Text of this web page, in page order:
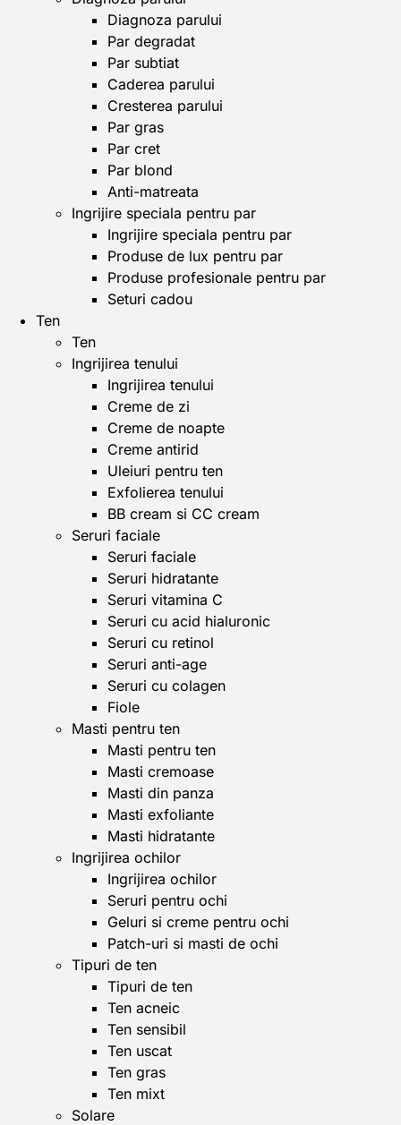
Diagnoza parului
Par degradat
Par subtiat
Caderea parului
Cresterea parului
Par gras
Par cret
Par blond
Anti-matreata
Ingrijire speciala pentru par
Ingrijire speciala pentru par
Produse de lux pentru par
Produse profesionale pentru par
Seturi cadou
Ten
Ten
Ingrijirea tenului
Ingrijirea tenului
Creme de zi
Creme de noapte
Creme antirid
Uleiuri pentru ten
Exfolierea tenului
BB cream si CC cream
Seruri faciale
Seruri faciale
Seruri hidratante
Seruri vitamina C
Seruri cu acid hialuronic
Seruri cu retinol
Seruri anti-age
Seruri cu colagen
Fiole
Masti pentru ten
Masti pentru ten
Masti cremoase
Masti din panza
Masti exfoliante
Masti hidratante
Ingrijirea ochilor
Ingrijirea ochilor
Seruri pentru ochi
Geluri si creme pentru ochi
Patch-uri si masti de ochi
Tipuri de ten
Tipuri de ten
Ten acneic
Ten sensibil
Ten uscat
Ten gras
Ten mixt
Solare